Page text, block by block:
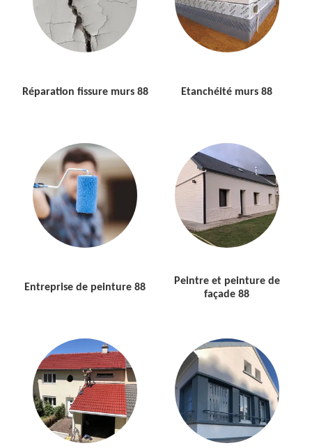
Réparation fissure murs 88 Etanchéité murs 88
Entreprise de peinture 88
Peintre et peinture de
façade 88